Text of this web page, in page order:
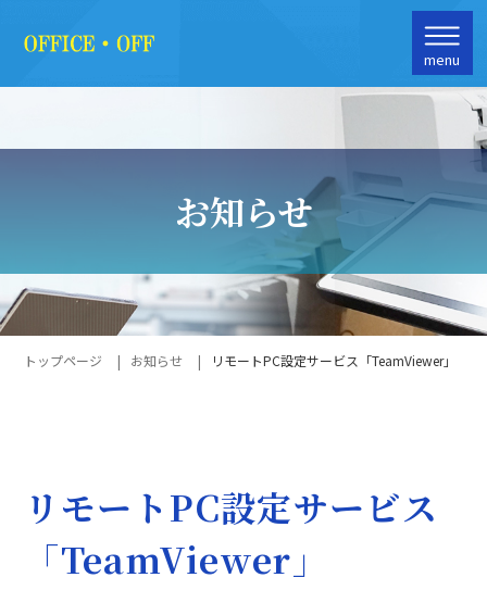
menu
お知らせ
トップページ お知らせ リモートPC設定サービス「TeamViewer」
リモートPC設定サービス
「TeamViewer」